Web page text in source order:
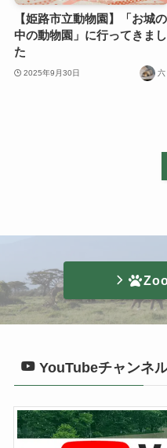
【姫路市立動物園】「お城の
中の動物園」に行ってきまし
た
2025年9月30日 六
YouTubeチャンネ